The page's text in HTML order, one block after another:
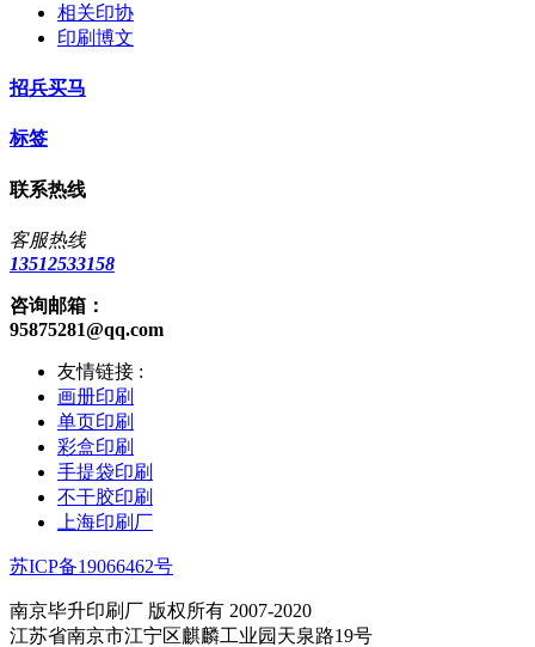
相关印协
印刷博文
招兵买马
标签
联系热线
客服热线
13512533158
咨询邮箱：
95875281@qq.com
友情链接 :
画册印刷
单页印刷
彩盒印刷
手提袋印刷
不干胶印刷
上海印刷厂
苏ICP备19066462号
南京毕升印刷厂 版权所有 2007-2020
江苏省南京市江宁区麒麟工业园天泉路19号